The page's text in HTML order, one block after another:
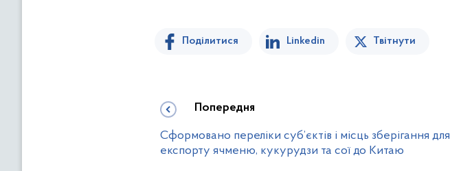
Поділитися Linkedin Твітнути
Попередня
Сформовано переліки суб’єктів і місць зберігання для
експорту ячменю, кукурудзи та сої до Китаю